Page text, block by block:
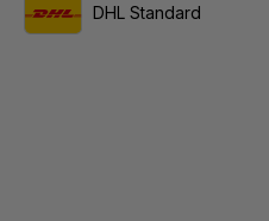
DHL Standard